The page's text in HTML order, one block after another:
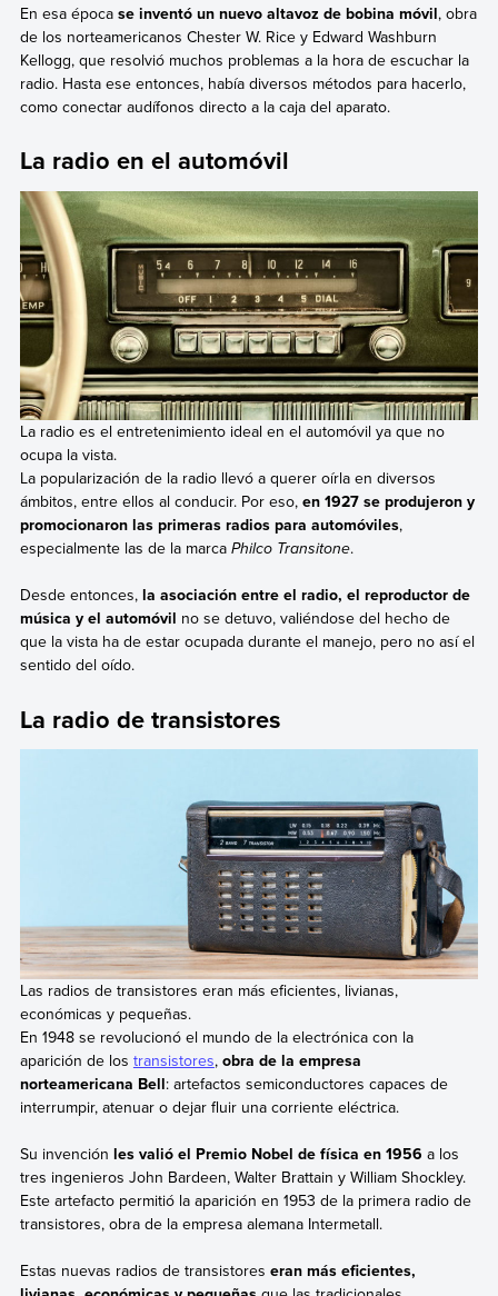
En esa época se inventó un nuevo altavoz de bobina móvil, obra
de los norteamericanos Chester W. Rice y Edward Washburn
Kellogg, que resolvió muchos problemas a la hora de escuchar la
radio. Hasta ese entonces, había diversos métodos para hacerlo,
como conectar audífonos directo a la caja del aparato.
La radio en el automóvil
La radio es el entretenimiento ideal en el automóvil ya que no
ocupa la vista.
La popularización de la radio llevó a querer oírla en diversos
ámbitos, entre ellos al conducir. Por eso, en 1927 se produjeron y
promocionaron las primeras radios para automóviles,
especialmente las de la marca Philco Transitone.
Desde entonces, la asociación entre el radio, el reproductor de
música y el automóvil no se detuvo, valiéndose del hecho de
que la vista ha de estar ocupada durante el manejo, pero no así el
sentido del oído.
La radio de transistores
Las radios de transistores eran más eficientes, livianas,
económicas y pequeñas.
En 1948 se revolucionó el mundo de la electrónica con la
aparición de los transistores, obra de la empresa
norteamericana Bell: artefactos semiconductores capaces de
interrumpir, atenuar o dejar fluir una corriente eléctrica.
Su invención les valió el Premio Nobel de física en 1956 a los
tres ingenieros John Bardeen, Walter Brattain y William Shockley.
Este artefacto permitió la aparición en 1953 de la primera radio de
transistores, obra de la empresa alemana Intermetall.
Estas nuevas radios de transistores eran más eficientes,